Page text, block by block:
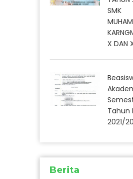
SMK
X DAN
Tahun
2021/
Berita